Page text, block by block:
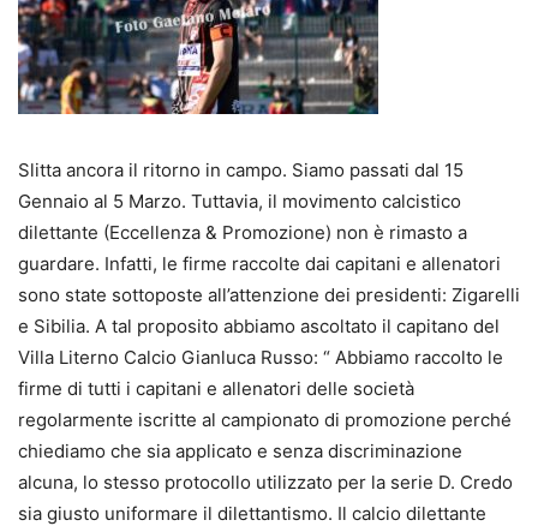
Slitta ancora il ritorno in campo. Siamo passati dal 15
Gennaio al 5 Marzo. Tuttavia, il movimento calcistico
dilettante (Eccellenza & Promozione) non è rimasto a
guardare. Infatti, le firme raccolte dai capitani e allenatori
sono state sottoposte all’attenzione dei presidenti: Zigarelli
e Sibilia. A tal proposito abbiamo ascoltato il capitano del
Villa Literno Calcio Gianluca Russo: “ Abbiamo raccolto le
firme di tutti i capitani e allenatori delle società
regolarmente iscritte al campionato di promozione perché
chiediamo che sia applicato e senza discriminazione
alcuna, lo stesso protocollo utilizzato per la serie D. Credo
sia giusto uniformare il dilettantismo. Il calcio dilettante